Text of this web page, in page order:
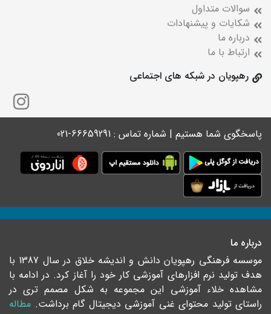
سوالات متداول
شکایات و پیشنهادات
درباره ما
ارتباط با ما
رهپویان در شبکه های اجتماعی
پاسخگوی شما هستیم | شماره تماس : 66659291-021
درباره ما
موسسه فرهنگی رهپویان دانش و اندیشه خلاق در سال 1387 با
هدف تولید نرم افزارهای آموزشی کار خود را آغاز کرد. در ادامه با
مشاهده خلاء آموزشی این مجموعه به شکل مصمم تری در
راستای تولید محتوای غنی آموزشی دیجیتال گام برداشت. مطاله